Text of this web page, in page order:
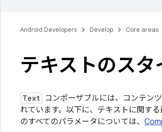
Android Developers Develop Core areas
テキストのス
Text コンポーザブルには、コンテン
れています。以下に、テキストに関す
のすべてのパラメータについては、